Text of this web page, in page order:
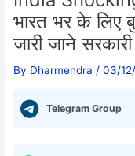
भारत भर के लिए
जारी जाने
By Dharmendra /03/
Telegram Group